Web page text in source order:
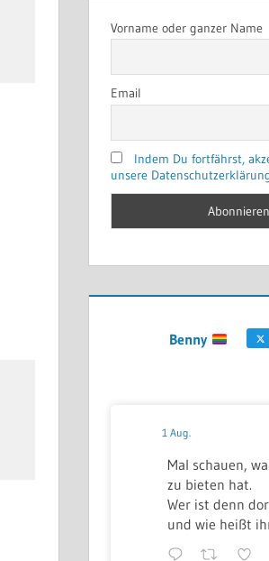
Vorname oder ganzer Name
Email
Indem Du fortfährst,
unsere
Benny
1 Aug.
Mal schauen,
zu bieten hat.
Wer ist denn
und wie heißt